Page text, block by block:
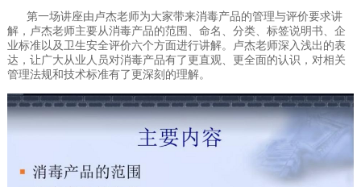
第一场讲座由卢杰老师为大家带来消毒产品的管理与评价要求讲
解，卢杰老师主要从消毒产品的范围、命名、分类、标签说明书、企
业标准以及卫生安全评价六个方面进行讲解。卢杰老师深入浅出的表
达，让广大从业人员对消毒产品有了更直观、更全面的认识，对相关
管理法规和技术标准有了更深刻的理解。